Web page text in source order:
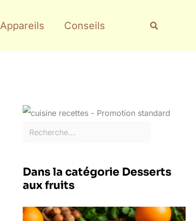
Appareils Conseils
Dans la catégorie Desserts
aux fruits